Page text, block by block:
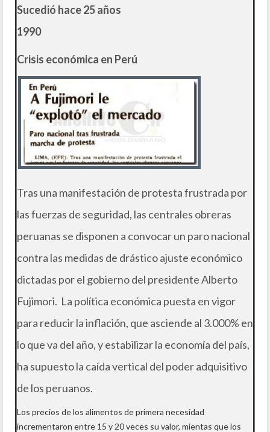
Sucedió hace 25 años
1990
Crisis económica en Perú
Tras una manifestación de protesta frustrada por
las fuerzas de seguridad, las centrales obreras
peruanas se disponen a convocar un paro nacional
contra las medidas de drástico ajuste económico
dictadas por el gobierno del presidente Alberto
Fujimori. La política económica puesta en vigor
para reducir la inflación, que asciende al 3.000% en
lo que va del año, y estabilizar la economía del país,
ha supuesto la caída vertical del poder adquisitivo
de los peruanos.
Los precios de los alimentos de primera necesidad
incrementaron entre 15 y 20 veces su valor, mientas que los